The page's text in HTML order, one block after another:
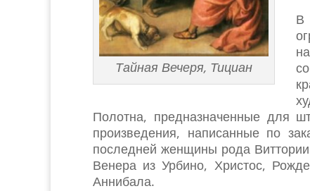
Тайная Вечеря, Тициан
В
Полотна, предназначенные для
произведения, написанные по
последней женщины рода
Венера из Урбино, Христос,
Аннибала.